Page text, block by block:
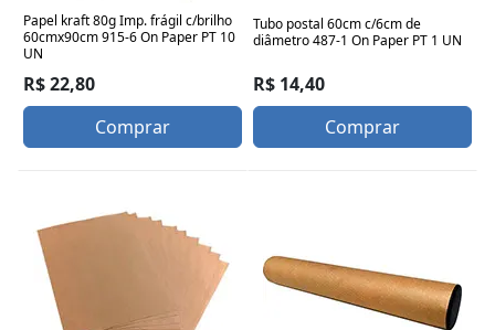
Papel kraft 80g Imp. frágil c/brilho
60cmx90cm 915-6 On Paper PT 10
UN
R$ 22,80
Comprar
Tubo postal 60cm c/6cm de
diâmetro 487-1 On Paper PT 1 UN
R$ 14,40
Comprar